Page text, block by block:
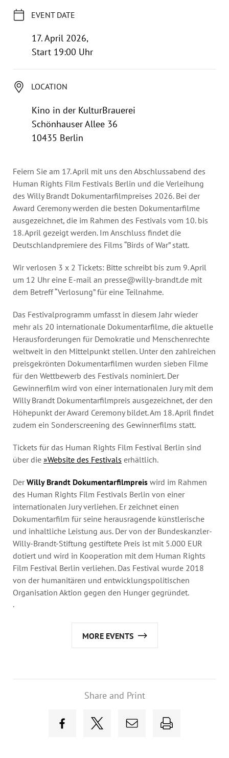
Organigram
EVENT DATE
17. April 2026,
Start 19:00 Uhr
LOCATION
Kino in der KulturBrauerei
Schönhauser Allee 36
10435 Berlin
Feiern Sie am 17. April mit uns den Abschlussabend des
Human Rights Film Festivals Berlin und die Verleihung
des Willy Brandt Dokumentarfilmpreises 2026. Bei der
Award Ceremony werden die besten Dokumentarfilme
ausgezeichnet, die im Rahmen des Festivals vom 10. bis
18. April gezeigt werden. Im Anschluss findet die
Deutschlandpremiere des Films “Birds of War” statt.
Wir verlosen 3 x 2 Tickets: Bitte schreibt bis zum 9. April
um 12 Uhr eine E-mail an presse@willy-brandt.de mit
dem Betreff “Verlosung” für eine Teilnahme.
Das Festivalprogramm umfasst in diesem Jahr wieder
mehr als 20 internationale Dokumentarfilme, die aktuelle
Herausforderungen für Demokratie und Menschenrechte
weltweit in den Mittelpunkt stellen. Unter den zahlreichen
preisgekrönten Dokumentarfilmen wurden sieben Filme
für den Wettbewerb des Festivals nominiert. Der
Gewinnerfilm wird von einer internationalen Jury mit dem
Willy Brandt Dokumentarfilmpreis ausgezeichnet, der den
Höhepunkt der Award Ceremony bildet. Am 18. April findet
zudem ein Sonderscreening des Gewinnerfilms statt.
Tickets für das Human Rights Film Festival Berlin sind
über die »Website des Festivals erhältlich.
DerWilly Brandt Dokumentarfilmpreis wird im Rahmen
des Human Rights Film Festivals Berlin von einer
internationalen Jury verliehen. Er zeichnet einen
Dokumentarfilm für seine herausragende künstlerische
und inhaltliche Leistung aus. Der von der Bundeskanzler-
Willy-Brandt-Stiftung gestiftete Preis ist mit 5.000 EUR
dotiert und wird in Kooperation mit dem Human Rights
Film Festival Berlin verliehen. Das Festival wurde 2018
von der humanitären und entwicklungspolitischen
Organisation Aktion gegen den Hunger gegründet.
.
MORE EVENTS
Share and Print